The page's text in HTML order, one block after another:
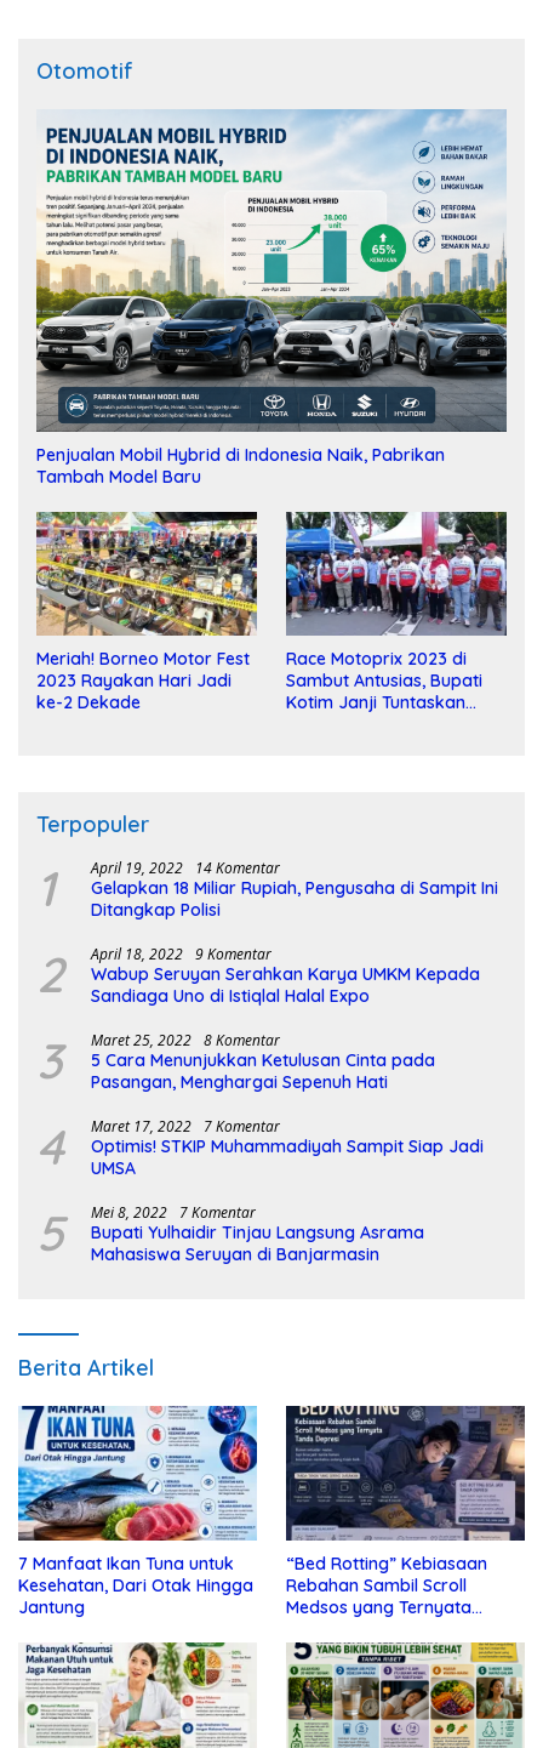
Otomotif
Penjualan Mobil Hybrid di Indonesia Naik, Pabrikan
Tambah Model Baru
Meriah! Borneo Motor Fest
2023 Rayakan Hari Jadi
ke-2 Dekade
Race Motoprix 2023 di
Sambut Antusias, Bupati
Kotim Janji Tuntaskan
Terpopuler
1 April 19, 2022 14 Komentar
Gelapkan 18 Miliar Rupiah, Pengusaha di Sampit Ini
Ditangkap Polisi
2 April 18, 2022 9 Komentar
Wabup Seruyan Serahkan Karya UMKM Kepada
Sandiaga Uno di Istiqlal Halal Expo
3 Maret 25, 2022 8 Komentar
5 Cara Menunjukkan Ketulusan Cinta pada
Pasangan, Menghargai Sepenuh Hati
4 Maret 17, 2022 7 Komentar
Optimis! STKIP Muhammadiyah Sampit Siap Jadi
UMSA
5 Mei 8, 2022 7 Komentar
Bupati Yulhaidir Tinjau Langsung Asrama
Mahasiswa Seruyan di Banjarmasin
Berita Artikel
7 Manfaat Ikan Tuna untuk
Kesehatan, Dari Otak Hingga
Jantung
“Bed Rotting” Kebiasaan
Rebahan Sambil Scroll
Medsos yang Ternyata